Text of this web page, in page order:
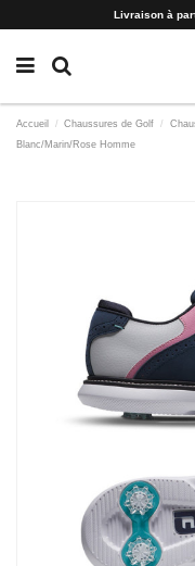
Livraison à
Accueil Chaussures de Golf
Blanc/Marin/Rose Homme
Paramètres des cookies